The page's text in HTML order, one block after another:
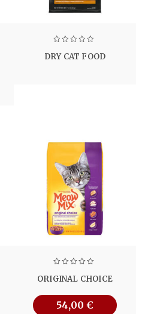
DRY CAT FOOD
ORIGINAL CHOICE
54,00 €